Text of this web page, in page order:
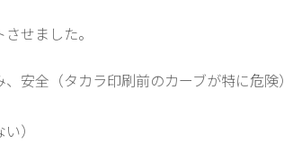
せました。
安全（タカラ印刷前のカーブが特に危険）
）